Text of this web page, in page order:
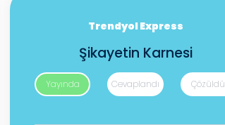
Trendyol Express
Şikayetin Karnesi
Yayında Cevaplandı Çözüldü